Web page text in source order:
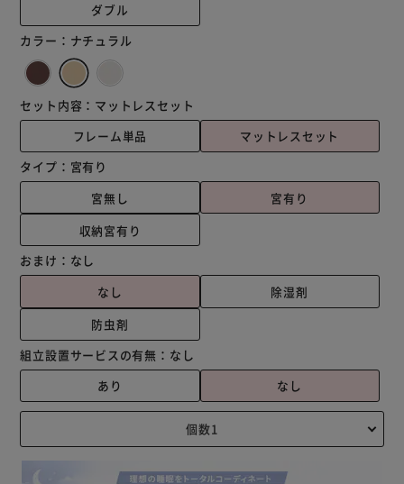
ダブル
カラー： ナチュラル
セット内容： マットレスセット
フレーム単品
マットレスセット
タイプ： 宮有り
宮無し
宮有り
収納宮有り
おまけ： なし
なし
除湿剤
防虫剤
組立設置サービスの有無： なし
あり
なし